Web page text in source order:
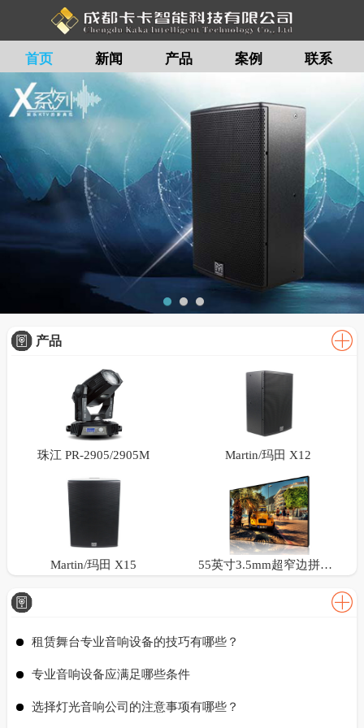
首页 新闻 产品 案例 联系
留言
产品
珠江 PR-2905/2905M Martin/玛田 X12
Martin/玛田 X15 55英寸3.5mm超窄边拼接屏
租赁舞台专业音响设备的技巧有哪些？
专业音响设备应满足哪些条件
选择灯光音响公司的注意事项有哪些？